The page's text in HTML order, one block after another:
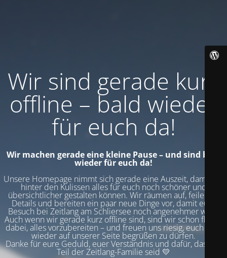
Wir sind gerade kurz
offline – bald wieder
für euch da!
Wir machen gerade eine kleine Pause – und sind bald
wieder für euch da!
Unsere Homepage nimmt sich gerade eine Auszeit, damit wir
hinter den Kulissen alles für euch noch schöner und
übersichtlicher gestalten können. Wir räumen auf, feilen an
Details und bereiten ein paar neue Dinge vor, damit euer
Besuch bei Zeitlang am Schliersee noch angenehmer wird.
Auch wenn wir gerade kurz offline sind, sind wir schon fleißig
dabei, alles vorzubereiten – und freuen uns riesig, euch bald
wieder auf unserer Seite begrüßen zu dürfen.
Danke für eure Geduld, euer Verständnis und dafür, dass ihr
Teil der Zeitlang-Familie seid 💛